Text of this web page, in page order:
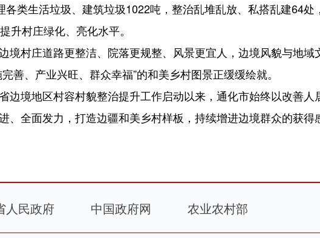
各类生活垃圾、建筑垃圾1022吨，整治乱堆乱放、私搭乱建64
升村庄绿化、亮化水平。
境村庄道路更整洁、院落更规整、风景更宜人，边境风貌与地
善、产业兴旺、群众幸福”的和美乡村图景正缓缓绘就。
边境地区村容村貌整治提升工作启动以来，通化市始终以改善
、全面发力，打造边疆和美乡村样板，持续增进边境群众的获得
人民政府 中国政府网 农业农村部